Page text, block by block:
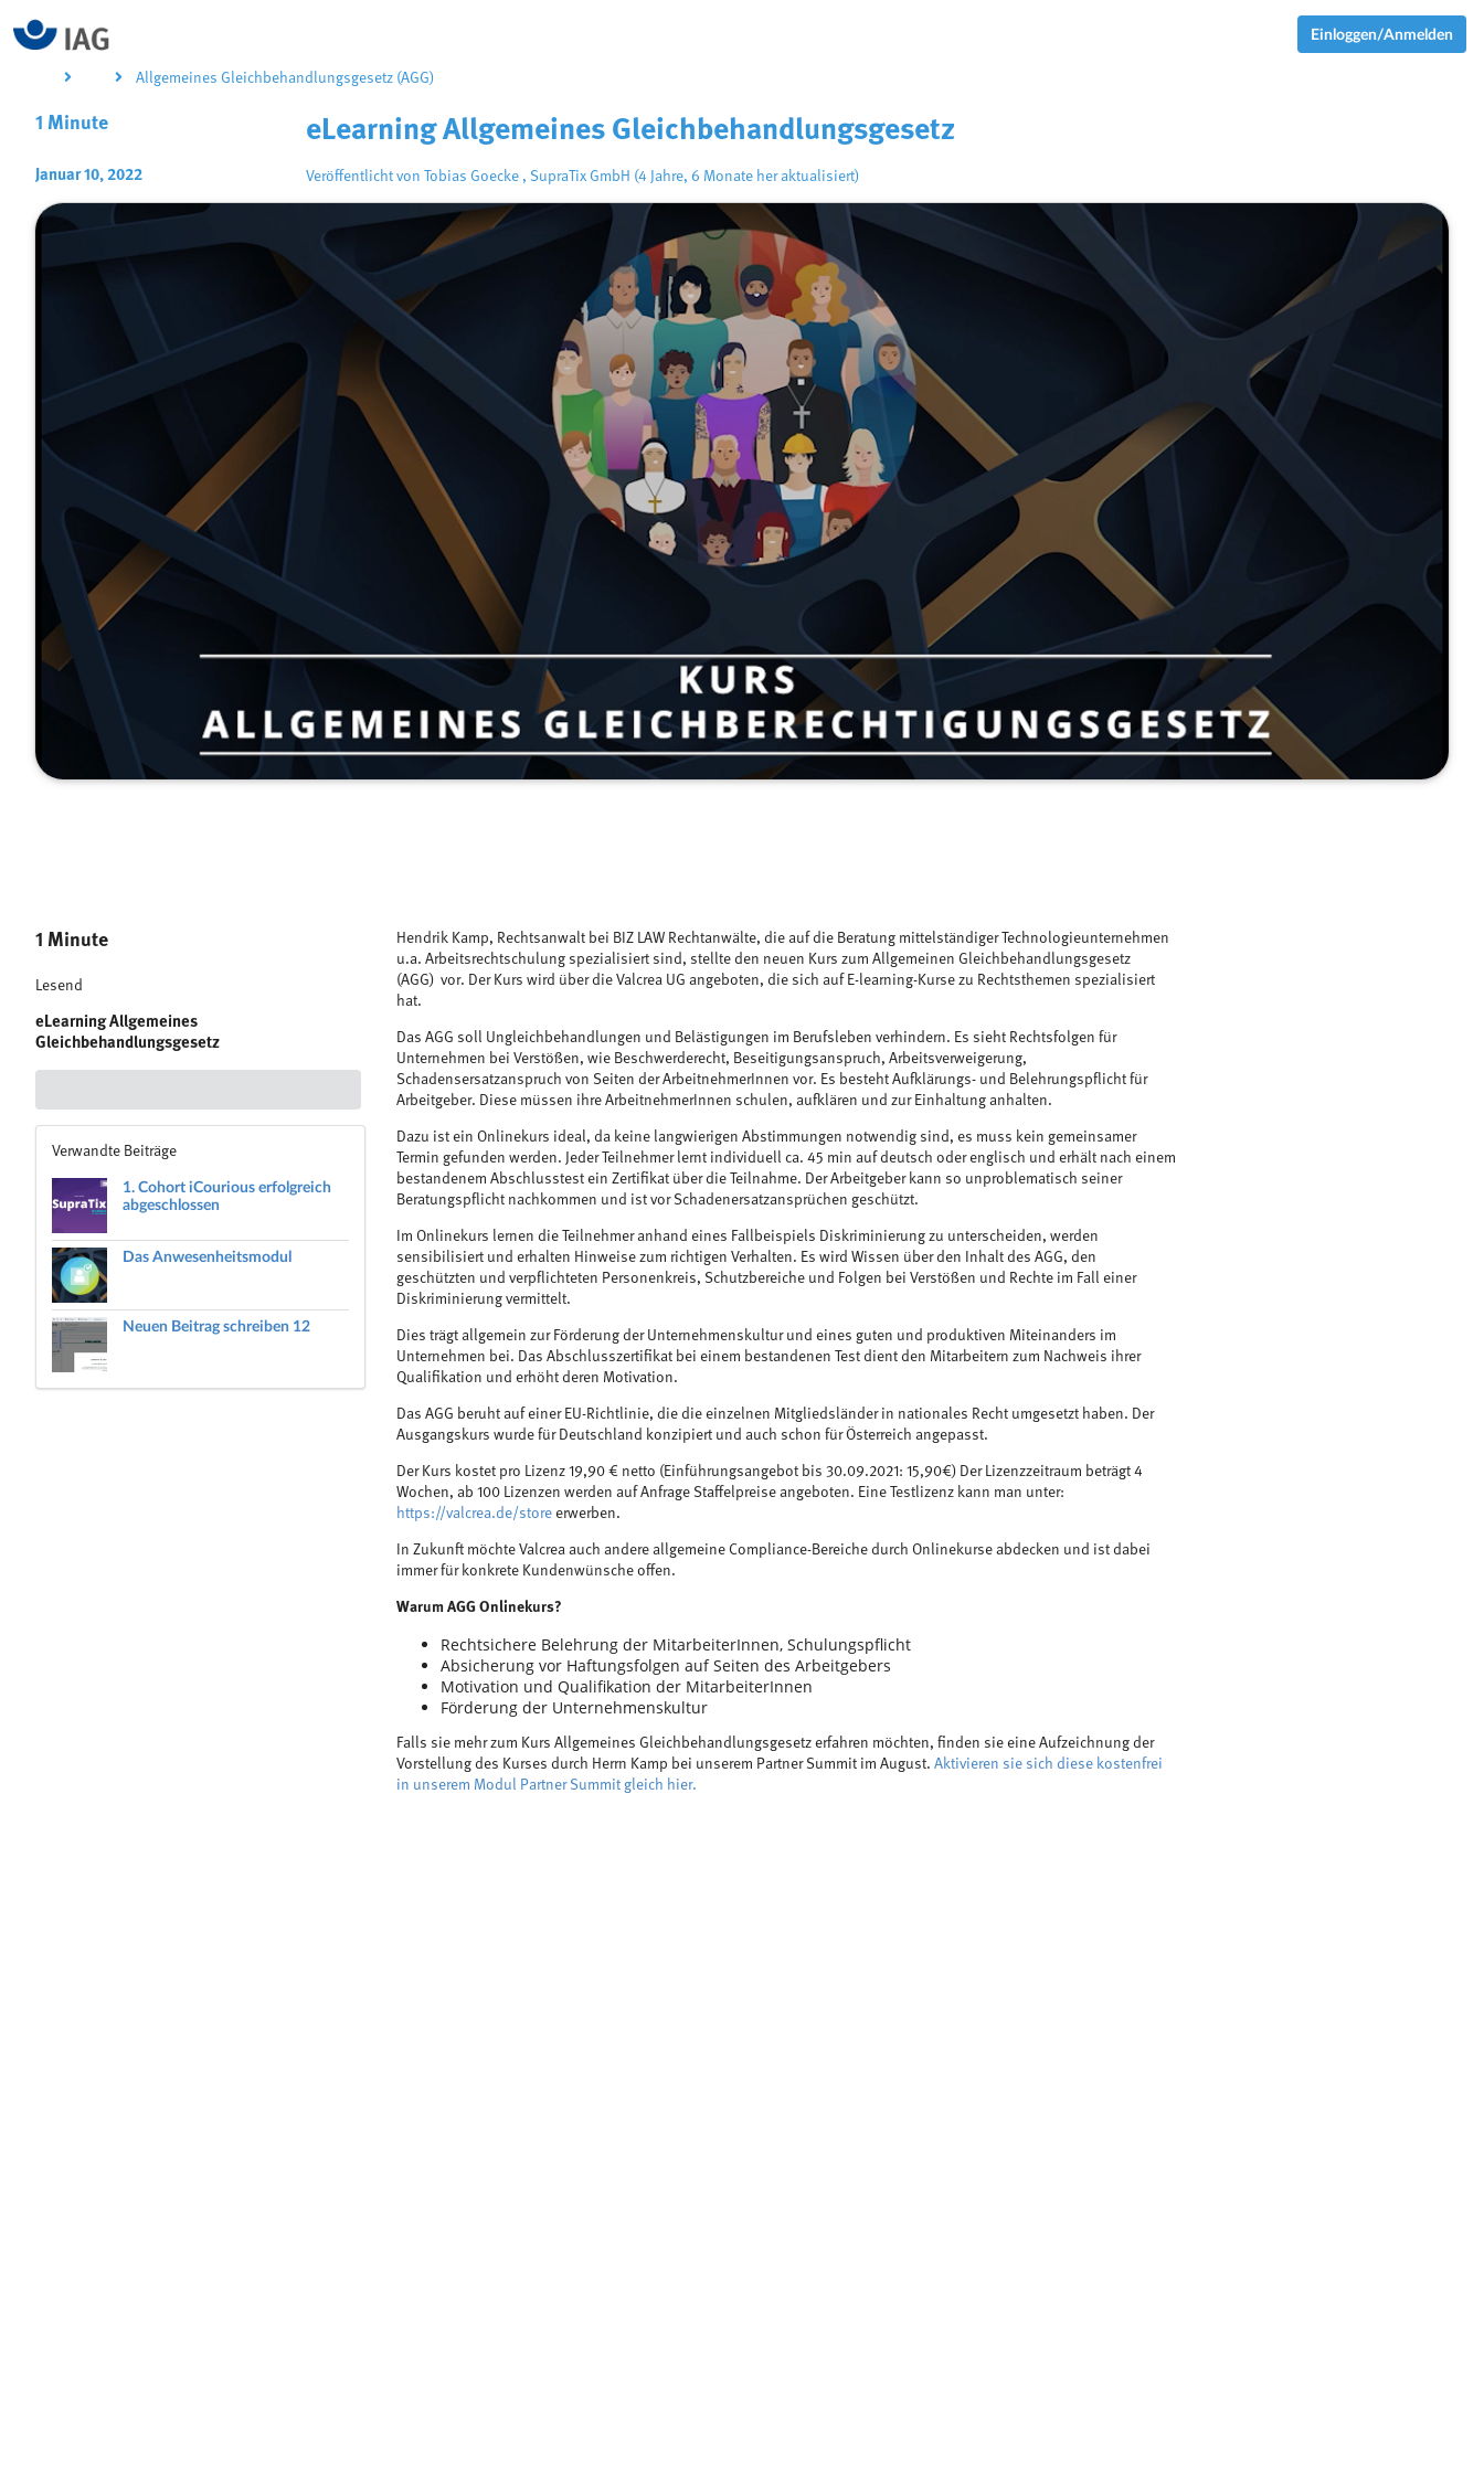
Einloggen/Anmelden
Allgemeines Gleichbehandlungsgesetz (AGG)
1 Minute
Januar 10, 2022
eLearning Allgemeines Gleichbehandlungsgesetz
Veröffentlicht von Tobias Goecke , SupraTix GmbH (4 Jahre, 6 Monate her aktualisiert)
1 Minute
Lesend
eLearning Allgemeines
Gleichbehandlungsgesetz
Verwandte Beiträge
1. Cohort iCourious erfolgreich
abgeschlossen
Das Anwesenheitsmodul
Neuen Beitrag schreiben 12
Hendrik Kamp, Rechtsanwalt bei BIZ LAW Rechtanwälte, die auf die Beratung mittelständiger Technologieunternehmen
u.a. Arbeitsrechtschulung spezialisiert sind, stellte den neuen Kurs zum Allgemeinen Gleichbehandlungsgesetz
(AGG) vor. Der Kurs wird über die Valcrea UG angeboten, die sich auf E-learning-Kurse zu Rechtsthemen spezialisiert
hat.
Das AGG soll Ungleichbehandlungen und Belästigungen im Berufsleben verhindern. Es sieht Rechtsfolgen für
Unternehmen bei Verstößen, wie Beschwerderecht, Beseitigungs­anspruch, Arbeitsverweigerung,
Schadensersatzanspruch von Seiten der Arbeitneh­merInnen vor. Es besteht Aufklärungs- und Belehrungspflicht für
Arbeitgeber. Diese müssen ihre ArbeitnehmerInnen schulen, aufklären und zur Einhaltung anhalten.
Dazu ist ein Onlinekurs ideal, da keine langwierigen Abstimmungen notwendig sind, es muss kein gemeinsamer
Termin gefunden werden. Jeder Teilnehmer lernt individuell ca. 45 min auf deutsch oder englisch und erhält nach einem
bestandenem Abschlusstest ein Zertifikat über die Teilnahme. Der Arbeitgeber kann so unproblematisch seiner
Beratungspflicht nachkommen und ist vor Schadenersatzansprüchen geschützt.
Im Onlinekurs lernen die Teilnehmer anhand eines Fallbeispiels Diskriminierung zu unterscheiden, werden
sensibilisiert und erhalten Hinweise zum richtigen Verhalten. Es wird Wissen über den Inhalt des AGG, den
geschützten und verpflichteten Personenkreis, Schutzbereiche und Folgen bei Verstößen und Rechte im Fall einer
Diskriminierung vermittelt.
Dies trägt allgemein zur Förderung der Unternehmenskultur und eines guten und produktiven Miteinanders im
Unternehmen bei. Das Abschlusszertifikat bei einem bestandenen Test dient den Mitarbeitern zum Nachweis ihrer
Qualifikation und erhöht deren Motivation.
Das AGG beruht auf einer EU-Richtlinie, die die einzelnen Mitgliedsländer in nationales Recht umgesetzt haben. Der
Ausgangskurs wurde für Deutschland konzipiert und auch schon für Österreich angepasst.
Der Kurs kostet pro Lizenz 19,90 € netto (Einführungsangebot bis 30.09.2021: 15,90€) Der Lizenzzeitraum beträgt 4
Wochen, ab 100 Lizenzen werden auf Anfrage Staffelpreise angeboten. Eine Testlizenz kann man unter:
https://valcrea.de/store erwerben.
In Zukunft möchte Valcrea auch andere allgemeine Compliance-Bereiche durch Onlinekurse abdecken und ist dabei
immer für konkrete Kundenwünsche offen.
Warum AGG Onlinekurs?
Rechtsichere Belehrung der MitarbeiterInnen, Schulungspflicht
Absicherung vor Haftungsfolgen auf Seiten des Arbeitgebers
Motivation und Qualifikation der MitarbeiterInnen
Förderung der Unternehmenskultur
Falls sie mehr zum Kurs Allgemeines Gleichbehandlungsgesetz erfahren möchten, finden sie eine Aufzeichnung der
Vorstellung des Kurses durch Herrn Kamp bei unserem Partner Summit im August. Aktivieren sie sich diese kostenfrei
in unserem Modul Partner Summit gleich hier.